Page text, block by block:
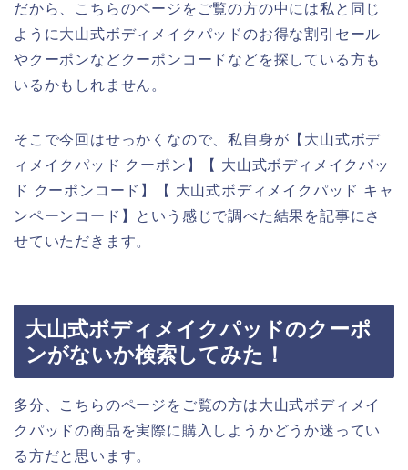
だから、こちらのページをご覧の方の中には私と同じ
ように大山式ボディメイクパッドのお得な割引セール
やクーポンなどクーポンコードなどを探している方も
いるかもしれません。
そこで今回はせっかくなので、私自身が【大山式ボデ
ィメイクパッド クーポン】【 大山式ボディメイクパッ
ド クーポンコード】【 大山式ボディメイクパッド キャ
ンペーンコード】という感じで調べた結果を記事にさ
せていただきます。
大山式ボディメイクパッドのクーポ
ンがないか検索してみた！
多分、こちらのページをご覧の方は大山式ボディメイ
クパッドの商品を実際に購入しようかどうか迷ってい
る方だと思います。